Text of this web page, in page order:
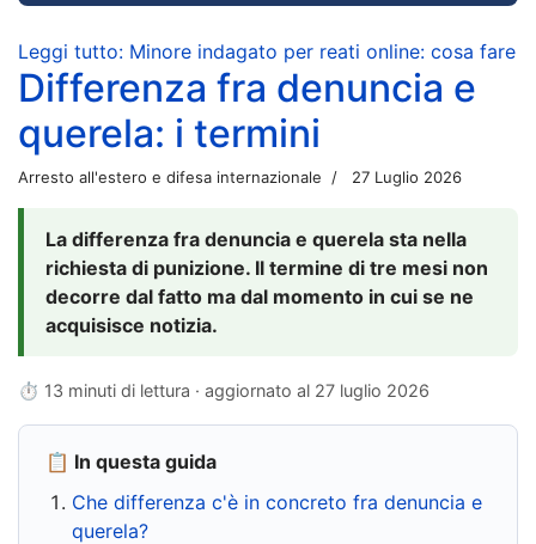
Leggi tutto: Minore indagato per reati online: cosa fare
Differenza fra denuncia e
querela: i termini
Arresto all'estero e difesa internazionale 27 Luglio 2026
La differenza fra denuncia e querela sta nella
richiesta di punizione. Il termine di tre mesi non
decorre dal fatto ma dal momento in cui se ne
acquisisce notizia.
⏱ 13 minuti di lettura · aggiornato al 27 luglio 2026
📋 In questa guida
Che differenza c'è in concreto fra denuncia e
querela?